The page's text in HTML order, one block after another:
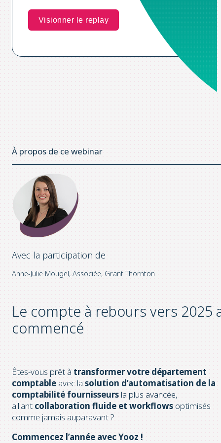
À propos de ce webinar
Avec la participation de
Anne-Julie Mougel, Associée, Grant Thornton
Le compte à rebours vers 2025
commencé
Êtes-vous prêt à transformer votre département
comptable avec la solution d’automatisation de la
comptabilité fournisseurs la plus avancée,
alliant collaboration fluide et workflows optimisés
comme jamais auparavant ?
Commencez l’année avec Yooz !